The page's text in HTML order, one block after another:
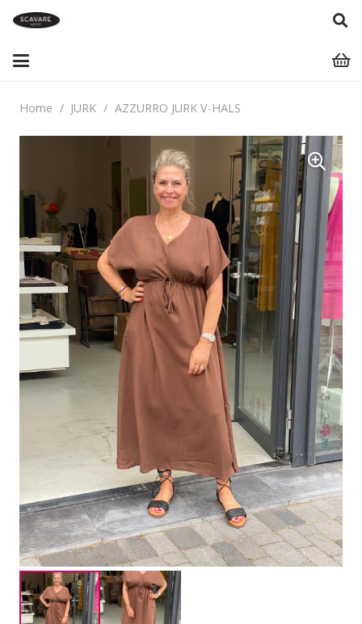
Home / JURK / AZZURRO JURK V-HALS